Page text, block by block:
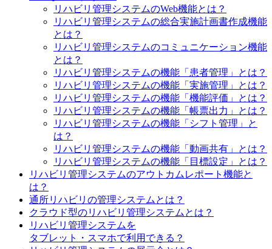
リハビリ管理システムのWeb機能とは？
リハビリ管理システムの総合実施計画書作成機能
とは？
リハビリ管理システムのコミュニケーション機能
とは？
リハビリ管理システムの機能「患者管理」とは？
リハビリ管理システムの機能「実施管理」とは？
リハビリ管理システムの機能「機能評価」とは？
リハビリ管理システムの機能「帳票出力」とは？
リハビリ管理システムの機能「シフト管理」と
は？
リハビリ管理システムの機能「動画共有」とは？
リハビリ管理システムの機能「目標設定」とは？
リハビリ管理システムのアウトカムレポート機能と
は？
通所リハビリの管理システムとは？
クラウド型のリハビリ管理システムとは？
リハビリ管理システムを
タブレット・スマホで利用できる？